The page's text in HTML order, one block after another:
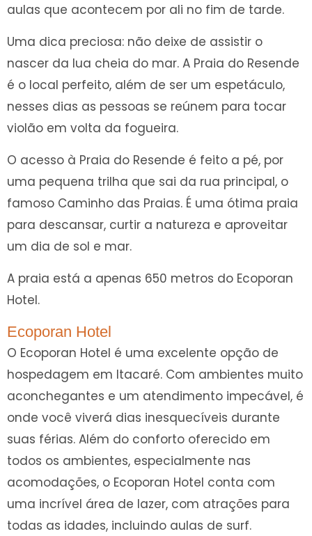
aulas que acontecem por ali no fim de tarde.
Uma dica preciosa: não deixe de assistir o
nascer da lua cheia do mar. A Praia do Resende
é o local perfeito, além de ser um espetáculo,
nesses dias as pessoas se reúnem para tocar
violão em volta da fogueira.
O acesso à Praia do Resende é feito a pé, por
uma pequena trilha que sai da rua principal, o
famoso Caminho das Praias. É uma ótima praia
para descansar, curtir a natureza e aproveitar
um dia de sol e mar.
A praia está a apenas 650 metros do Ecoporan
Hotel.
Ecoporan Hotel
O Ecoporan Hotel é uma excelente opção de
hospedagem em Itacaré. Com ambientes muito
aconchegantes e um atendimento impecável, é
onde você viverá dias inesquecíveis durante
suas férias. Além do conforto oferecido em
todos os ambientes, especialmente nas
acomodações, o Ecoporan Hotel conta com
uma incrível área de lazer, com atrações para
todas as idades, incluindo aulas de surf.